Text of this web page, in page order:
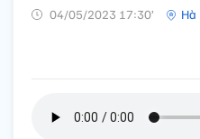
04/05/2023 17:30’ Hà